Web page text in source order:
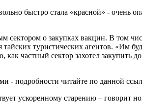
быстро стала «красной» - очень
о закупках вакцин. В том
туристических агентов. «Им
частный сектор захотел закупить
- подробности читайте по данной
ускоренному старению – говорит